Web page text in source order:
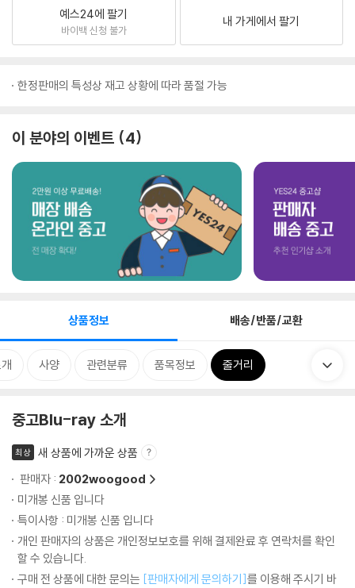
예스24에 팔기
바이백 신청 불가
내 가게에서 팔기
한정판매의 특성상 재고 상황에 따라 품절 가능
이 분야의 이벤트 4
상품정보 배송/반품/교환
사양 관련분류 품목정보 줄거리
중고Blu-ray 소개
최상
새 상품에 가까운 상품
판매자 : 2002woogood
미개봉 신품 입니다
특이사항 : 미개봉 신품 입니다
개인 판매자의 상품은 개인정보보호를 위해 결제완료 후 연락처를 확인
할 수 있습니다.
구매 전 상품에 대한 문의는 [판매자에게 문의하기]를 이용해 주시기 바